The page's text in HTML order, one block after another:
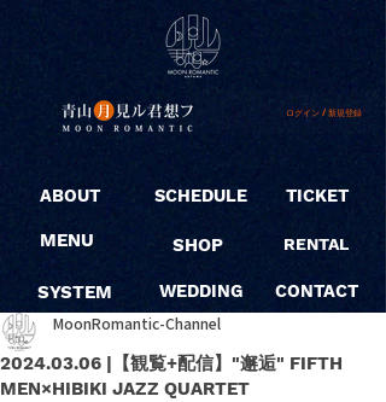
ログイン / 新規登録
ABOUT
MENU
SYSTEM
SCHEDULE
SHOP
WEDDING
TICKET
RENTAL
CONTACT
2024.03.06 |【観覧+配信】"邂逅" FIFTH
MEN×HIBIKI JAZZ QUARTET
MoonRomantic-Channel